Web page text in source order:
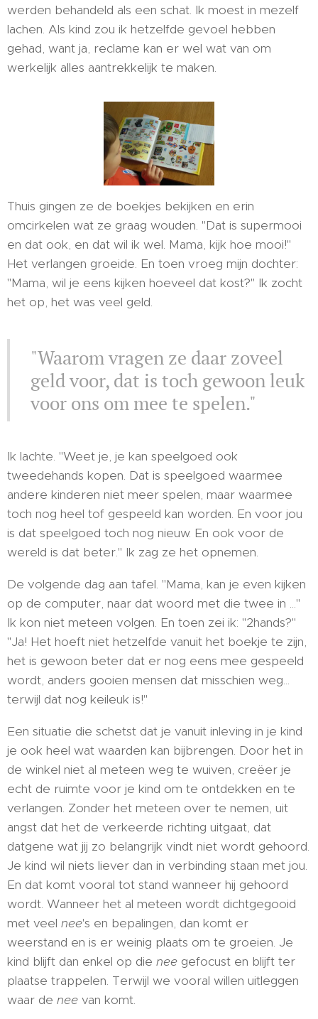
werden behandeld als een schat. Ik moest in mezelf
lachen. Als kind zou ik hetzelfde gevoel hebben
gehad, want ja, reclame kan er wel wat van om
werkelijk alles aantrekkelijk te maken.
Thuis gingen ze de boekjes bekijken en erin
omcirkelen wat ze graag wouden. "Dat is supermooi
en dat ook, en dat wil ik wel. Mama, kijk hoe mooi!"
Het verlangen groeide. En toen vroeg mijn dochter:
"Mama, wil je eens kijken hoeveel dat kost?" Ik zocht
het op, het was veel geld.
"Waarom vragen ze daar zoveel
geld voor, dat is toch gewoon leuk
voor ons om mee te spelen."
Ik lachte. "Weet je, je kan speelgoed ook
tweedehands kopen. Dat is speelgoed waarmee
andere kinderen niet meer spelen, maar waarmee
toch nog heel tof gespeeld kan worden. En voor jou
is dat speelgoed toch nog nieuw. En ook voor de
wereld is dat beter." Ik zag ze het opnemen.
De volgende dag aan tafel. "Mama, kan je even kijken
op de computer, naar dat woord met die twee in ..."
Ik kon niet meteen volgen. En toen zei ik: "2hands?"
"Ja! Het hoeft niet hetzelfde vanuit het boekje te zijn,
het is gewoon beter dat er nog eens mee gespeeld
wordt, anders gooien mensen dat misschien weg...
terwijl dat nog keileuk is!"
Een situatie die schetst dat je vanuit inleving in je kind
je ook heel wat waarden kan bijbrengen. Door het in
de winkel niet al meteen weg te wuiven, creëer je
echt de ruimte voor je kind om te ontdekken en te
verlangen. Zonder het meteen over te nemen, uit
angst dat het de verkeerde richting uitgaat, dat
datgene wat jij zo belangrijk vindt niet wordt gehoord.
Je kind wil niets liever dan in verbinding staan met jou.
En dat komt vooral tot stand wanneer hij gehoord
wordt. Wanneer het al meteen wordt dichtgegooid
met veel nee's en bepalingen, dan komt er
weerstand en is er weinig plaats om te groeien. Je
kind blijft dan enkel op die nee gefocust en blijft ter
plaatse trappelen. Terwijl we vooral willen uitleggen
waar de nee van komt.